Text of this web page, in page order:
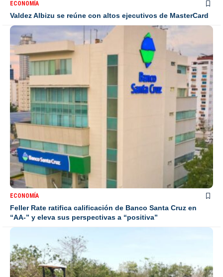
ECONOMÍA
Valdez Albizu se reúne con altos ejecutivos de MasterCard
ECONOMÍA
Feller Rate ratifica calificación de Banco Santa Cruz en
“AA-” y eleva sus perspectivas a “positiva”